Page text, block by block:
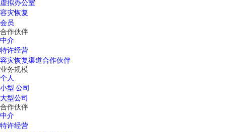
虚拟办公室
容灾恢复
会员
合作伙伴
中介
特许经营
容灾恢复渠道合作伙伴
业务规模
个人
小型 公司
大型公司
合作伙伴
中介
特许经营